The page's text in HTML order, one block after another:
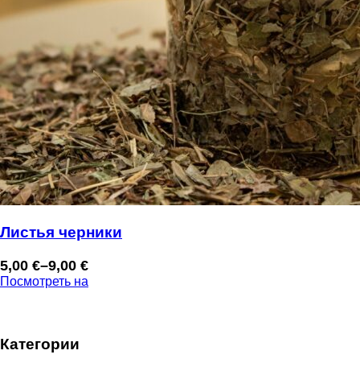
Листья черники
5,00 €–9,00 €
Диапазон
цен:
9,00 €
Посмотреть на
Категории